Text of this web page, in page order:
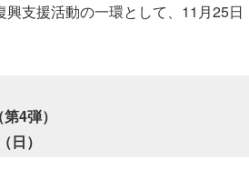
支援活動の一環として、11月25日
4弾）
日）